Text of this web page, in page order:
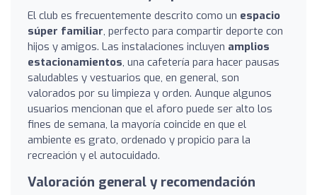
El club es frecuentemente descrito como un espacio
súper familiar, perfecto para compartir deporte con
hijos y amigos. Las instalaciones incluyen amplios
estacionamientos, una cafetería para hacer pausas
saludables y vestuarios que, en general, son
valorados por su limpieza y orden. Aunque algunos
usuarios mencionan que el aforo puede ser alto los
fines de semana, la mayoría coincide en que el
ambiente es grato, ordenado y propicio para la
recreación y el autocuidado.
Valoración general y recomendación